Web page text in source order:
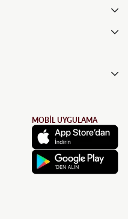
MOBİL UYGULAMA